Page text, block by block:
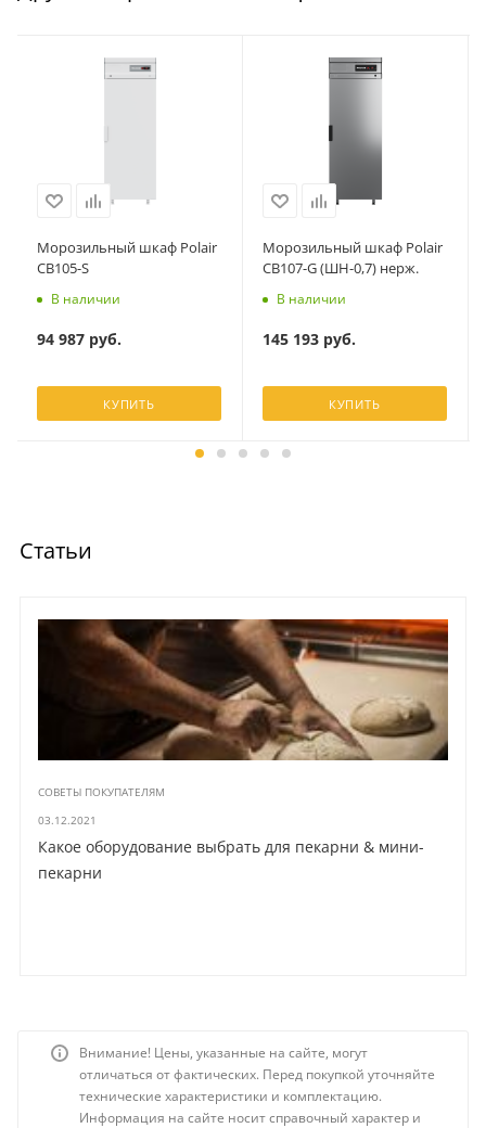
Морозильный шкаф Polair
CB105-S
В наличии
94 987руб.
КУПИТЬ
Морозильный шкаф Polair
CB107-G (ШН-0,7) нерж.
В наличии
145 193руб.
КУПИТЬ
Статьи
СОВЕТЫ ПОКУПАТЕЛЯМ
03.12.2021
Какое оборудование выбрать для пекарни & мини-
пекарни
Внимание! Цены, указанные на сайте, могут
отличаться от фактических. Перед покупкой уточняйте
технические характеристики и комплектацию.
Информация на сайте носит справочный характер и